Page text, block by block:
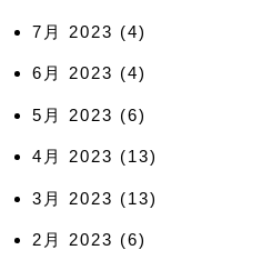
7月 2023 (4)
6月 2023 (4)
5月 2023 (6)
4月 2023 (13)
3月 2023 (13)
2月 2023 (6)